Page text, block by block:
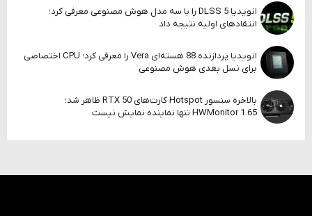
انویدیا DLSS 5 را با سه مدل هوش مصنوعی معرفی کرد؛
انتقادهای اولیه نتیجه داد
انویدیا پردازنده 88 هسته‌ای Vera را معرفی کرد؛ CPU اختصاصی
برای نسل بعدی هوش مصنوعی
بالاخره سنسور Hotspot کارت‌های RTX 50 ظاهر شد؛
HWMonitor 1.65 تنها نماینده نمایش نیست